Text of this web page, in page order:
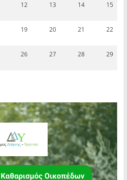
12 13 14 15
19 20 21 22
26 27 28 29